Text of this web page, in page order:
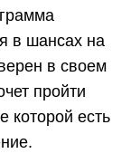
в шансах на
в своем
пройти
которой есть